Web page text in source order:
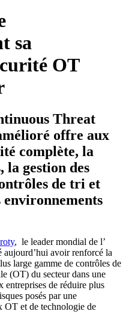
sa
OT
Threat
offre aux
complète, la
la gestion des
de tri et
environnements
, le leader mondial de l’
aujourd’hui avoir renforcé la
large gamme de contrôles de
(OT) du secteur dans une
entreprises de réduire plus
posés par une
OT et de technologie de